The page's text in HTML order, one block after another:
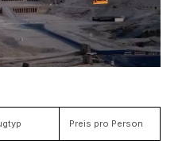
Preis pro Person